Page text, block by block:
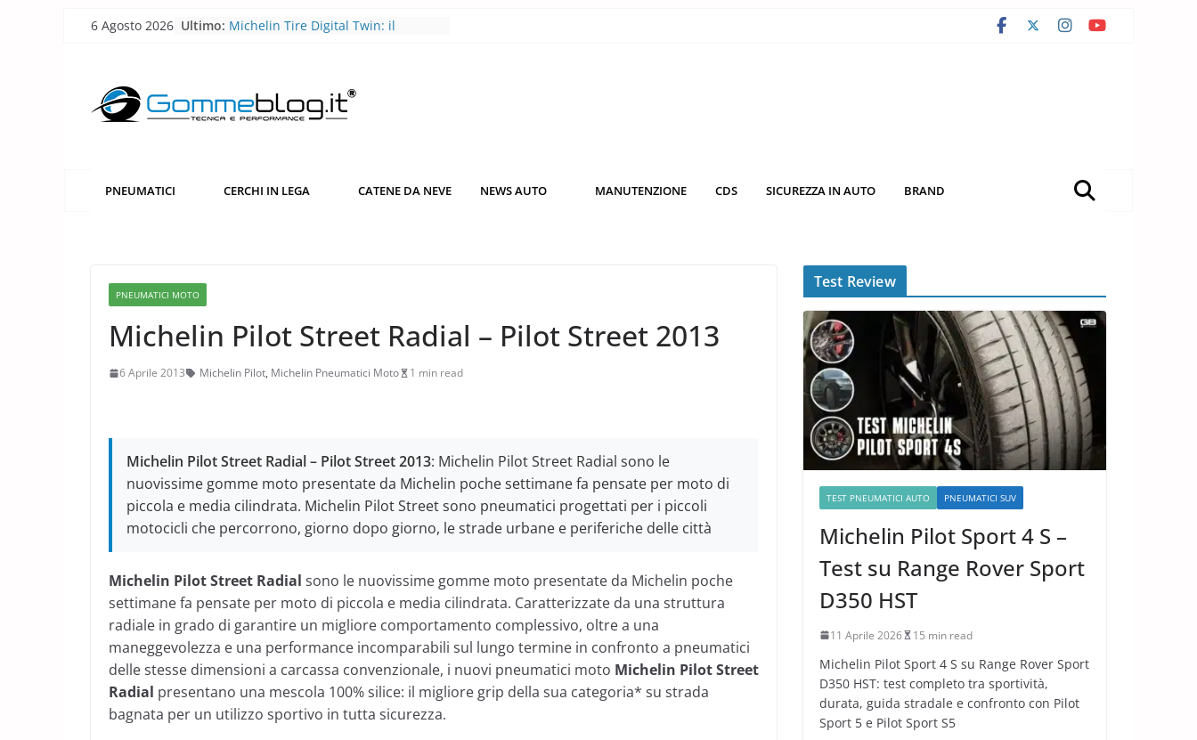
6 Agosto 2026 Ultimo: Michelin Tire Digital Twin: il
corsa diventa laboratorio per il
futuro
pneumatico che porta la Porsche
PNEUMATICI CERCHI IN LEGA CATENE DA NEVE NEWS AUTO MANUTENZIONE CDS SICUREZZA IN AUTO BRAND
PNEUMATICI MOTO
Michelin Pilot Street Radial – Pilot Street 2013
6 Aprile 2013 Michelin Pilot, Michelin Pneumatici Moto 1 min read
Michelin Pilot Street Radial – Pilot Street 2013: Michelin Pilot Street Radial sono le
nuovissime gomme moto presentate da Michelin poche settimane fa pensate per moto di
piccola e media cilindrata. Michelin Pilot Street sono pneumatici progettati per i piccoli
motocicli che percorrono, giorno dopo giorno, le strade urbane e periferiche delle città
Michelin Pilot Street Radial sono le nuovissime gomme moto presentate da Michelin poche
settimane fa pensate per moto di piccola e media cilindrata. Caratterizzate da una struttura
radiale in grado di garantire un migliore comportamento complessivo, oltre a una
maneggevolezza e una performance incomparabili sul lungo termine in confronto a pneumatici
delle stesse dimensioni a carcassa convenzionale, i nuovi pneumatici moto Michelin Pilot Street
Radial presentano una mescola 100% silice: il migliore grip della sua categoria* su strada
bagnata per un utilizzo sportivo in tutta sicurezza.
Test Review
TEST PNEUMATICI AUTO PNEUMATICI SUV
Michelin Pilot Sport 4 S –
Test su Range Rover Sport
D350 HST
11 Aprile 2026 15 min read
Michelin Pilot Sport 4 S su Range Rover Sport
D350 HST: test completo tra sportività,
durata, guida stradale e confronto con Pilot
Sport 5 e Pilot Sport S5